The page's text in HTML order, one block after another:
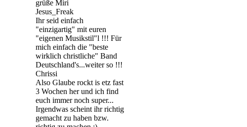
grüße Miri
Jesus_Freak
Ihr seid einfach
"einzigartig" mit euren
"eigenen Musikstil"l !!! Für
mich einfach die "beste
wirklich christliche" Band
Deutschland's...weiter so !!!
Chrissi
Also Glaube rockt is etz fast
3 Wochen her und ich find
euch immer noch super...
Irgendwas scheint ihr richtig
gemacht zu haben bzw.